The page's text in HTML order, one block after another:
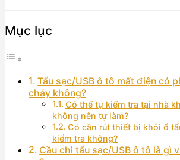
Mục lục
Tẩu sạc/USB ô tô mất điện có
cháy không?
Có thể tự kiểm tra tại nhà
không nên tự làm?
Có cần rút thiết bị khỏi ổ
kiểm tra không?
Cầu chì tẩu sạc/USB ô tô là gì